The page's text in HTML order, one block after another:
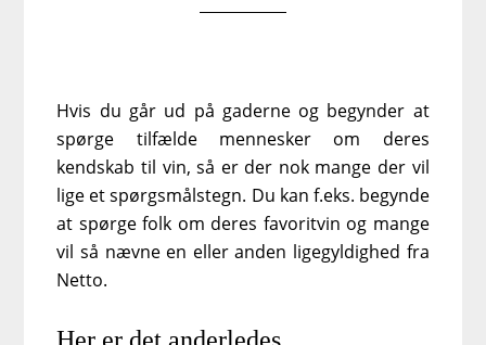
Hvis du går ud på gaderne og begynder at
spørge tilfælde mennesker om deres
kendskab til vin, så er der nok mange der vil
lige et spørgsmålstegn. Du kan f.eks. begynde
at spørge folk om deres favoritvin og mange
vil så nævne en eller anden ligegyldighed fra
Netto.
Her er det anderledes